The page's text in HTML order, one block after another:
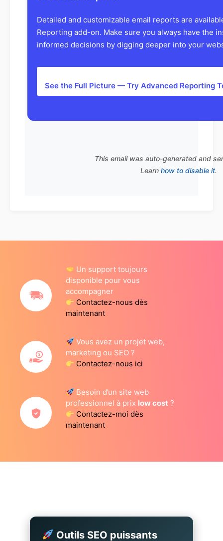
Detailed and customizable email reports are
Reporting add-on. Make sure you always have the
informed decisions by digging deeper into your
See the Full Picture — Try Advanced Reporting
This email was auto-generated and
Learn how to disable it.
Un support toujours
disponible pour vous
accompagner
Contactez-nous dès
maintenant
Vous avez un projet web,
marketing ou SEO ?
Contactez-nous ici
Besoin d’un site web
professionnel à prix low cost ?
Contactez-moi dès
maintenant
Outils SEO puissants